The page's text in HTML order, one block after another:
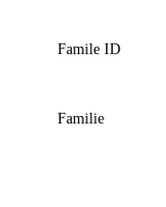
Famile ID
Familie